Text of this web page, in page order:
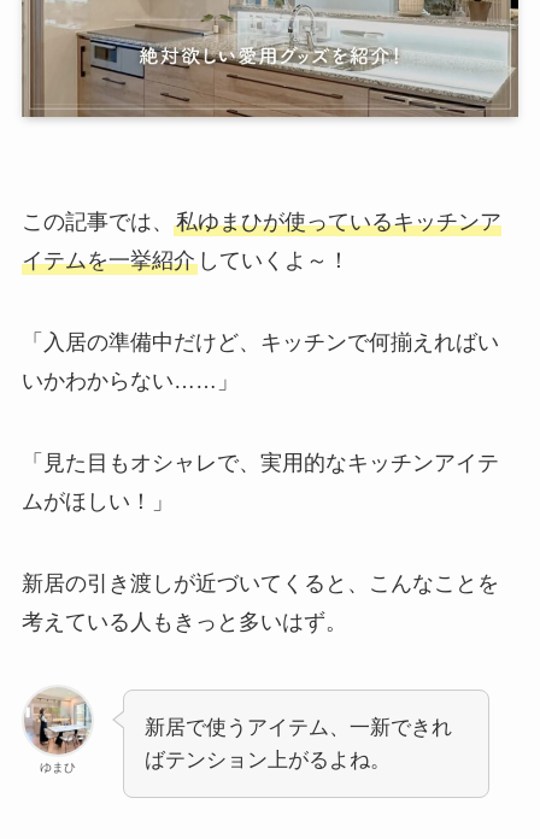
この記事では、 私ゆまひが使っているキッチンア
イテムを一挙紹介していくよ～！
「入居の準備中だけど、キッチンで何揃えればい
いかわからない……」
「見た目もオシャレで、実用的なキッチンアイテ
ムがほしい！」
新居の引き渡しが近づいてくると、こんなことを
考えている人もきっと多いはず。
ゆまひ
新居で使うアイテム、一新できれ
ばテンション上がるよね。